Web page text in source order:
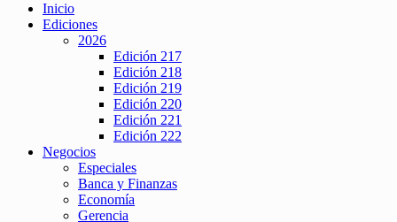
Inicio
Ediciones
2026
Edición 217
Edición 218
Edición 219
Edición 220
Edición 221
Edición 222
Negocios
Especiales
Banca y Finanzas
Economía
Gerencia